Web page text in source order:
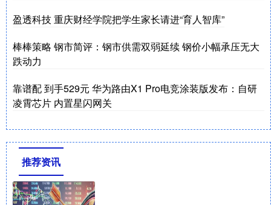
盈透科技 重庆财经学院把学生家长请进“育人智库”
棒棒策略 钢市简评：钢市供需双弱延续 钢价小幅承压无大
跌动力
靠谱配 到手529元 华为路由X1 Pro电竞涂装版发布：自研
凌霄芯片 内置星闪网关
推荐资讯